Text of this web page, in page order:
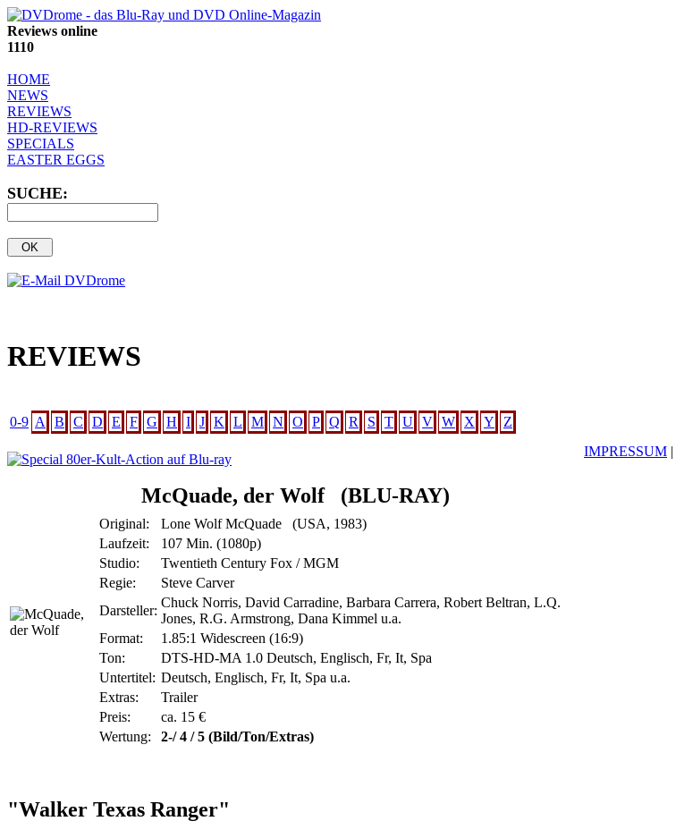
Reviews online
1110
HOME
NEWS
REVIEWS
HD-REVIEWS
SPECIALS
EASTER EGGS
SUCHE:
REVIEWS
0-9 A B C D E F G H I J K L M N O P Q R S T U V W X Y Z
McQuade, der Wolf (BLU-RAY)
Original:
Lone Wolf McQuade (USA, 1983)
Laufzeit:
107 Min. (1080p)
Studio:
Twentieth Century Fox / MGM
Regie:
Steve Carver
Darsteller:
Chuck Norris, David Carradine, Barbara Carrera, Robert Beltran, L.Q.
Jones, R.G. Armstrong, Dana Kimmel u.a.
Format:
1.85:1 Widescreen (16:9)
Ton:
DTS-HD-MA 1.0 Deutsch, Englisch, Fr, It, Spa
Untertitel: Deutsch, Englisch, Fr, It, Spa u.a.
Extras:
Trailer
Preis:
ca. 15 €
Wertung:
2-/ 4 / 5 (Bild/Ton/Extras)
"Walker Texas Ranger"
IMPRESSUM |